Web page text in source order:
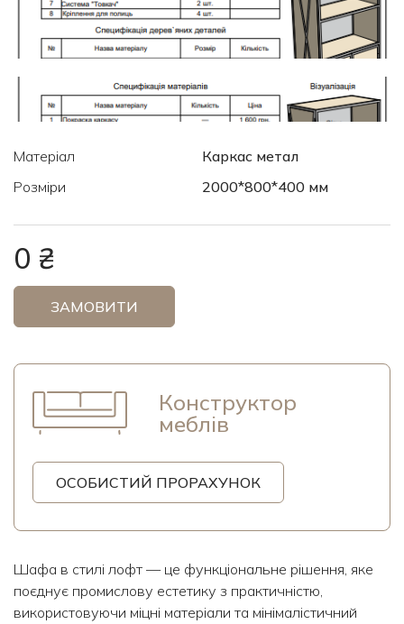
Матеріал
Каркас метал
Розміри
2000*800*400 мм
0 ₴
ЗАМОВИТИ
Конструктор
меблів
ОСОБИСТИЙ ПРОРАХУНОК
Шафа в стилі лофт — це функціональне рішення, яке
поєднує промислову естетику з практичністю,
використовуючи міцні матеріали та мінімалістичний